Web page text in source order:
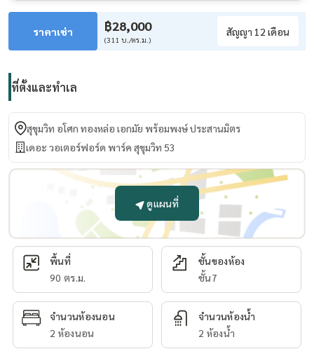
ราคาเช่า ฿28,000
(311 บ./ตร.ม.)
สัญญา 12 เดือน
ที่ตั้งและทำเล
สุขุมวิท อโศก ทองหล่อ เอกมัย พร้อมพงษ์ ประสานมิตร
เดอะ วอเตอร์ฟอร์ด พาร์ค สุขุมวิท 53
ดูแผนที่
พื้นที่
90 ตร.ม.
ชั้นของห้อง
ชั้น7
จำนวนห้องนอน
2 ห้องนอน
จำนวนห้องน้ำ
2 ห้องน้ำ